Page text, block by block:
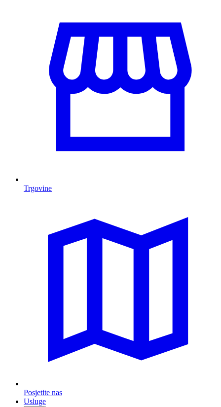
Trgovine
Posjetite nas
Usluge